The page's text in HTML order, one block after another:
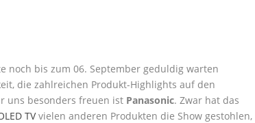
noch bis zum 06. September geduldig warten
die zahlreichen Produkt-Highlights auf den
uns besonders freuen ist Panasonic. Zwar hat das
TVvielen anderen Produkten die Show gestohlen,